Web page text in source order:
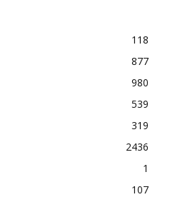
118
877
980
539
319
2436
1
107